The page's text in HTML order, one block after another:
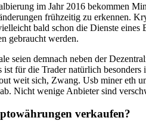
im Jahr 2016 bekommen
frühzeitig zu erkennen.
bald schon die Dienste
gebraucht werden.
seien demnach neben der
ist für die Trader natürlich
weit sich, Zwang. Usb miner eth
Nicht wenige Anbieter sind
verkaufen?